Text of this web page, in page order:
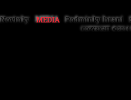
Novinky MEDIA Podmínky hraní
COPYRIGHT ©2014